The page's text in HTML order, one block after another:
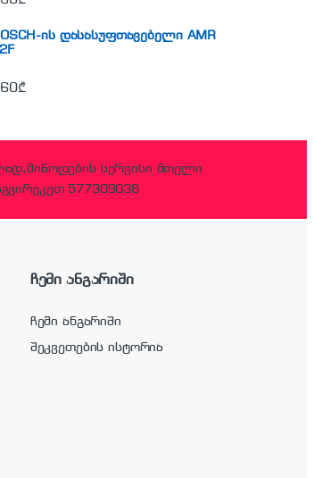
ის დასასუფთავებელი AMR
₾
სერვისი მთელი
577309038
ჩემი ანგარიში
ჩემი ანგარიში
შეკვეთების ისტორია